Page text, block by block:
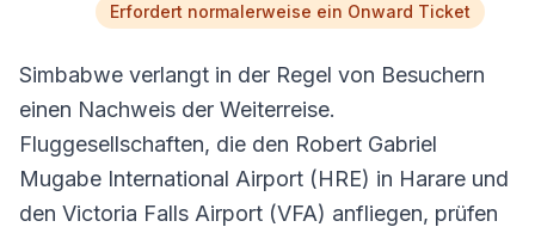
Erfordert normalerweise ein Onward Ticket
Simbabwe verlangt in der Regel von Besuchern
einen Nachweis der Weiterreise.
Fluggesellschaften, die den Robert Gabriel
Mugabe International Airport (HRE) in Harare und
den Victoria Falls Airport (VFA) anfliegen, prüfen